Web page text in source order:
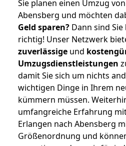
Sie planen einen Umzug
Abensberg und möchten
Geld sparen? Dann sind
richtig! Unser Netzwerk
zuverlässige und
Umzugsdienstleistungen
damit Sie sich um nichts
wichtigen Dinge in Ihrem
kümmern müssen.
umfangreiche Erfahrung
Erlangen nach Abensberg
Größenordnung und